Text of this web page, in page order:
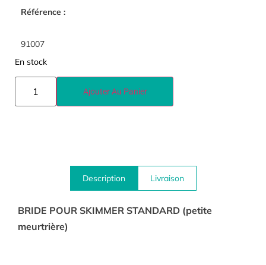
Référence :
91007
En stock
Ajouter Au Panier
Description Livraison
BRIDE POUR SKIMMER STANDARD (petite
meurtrière)